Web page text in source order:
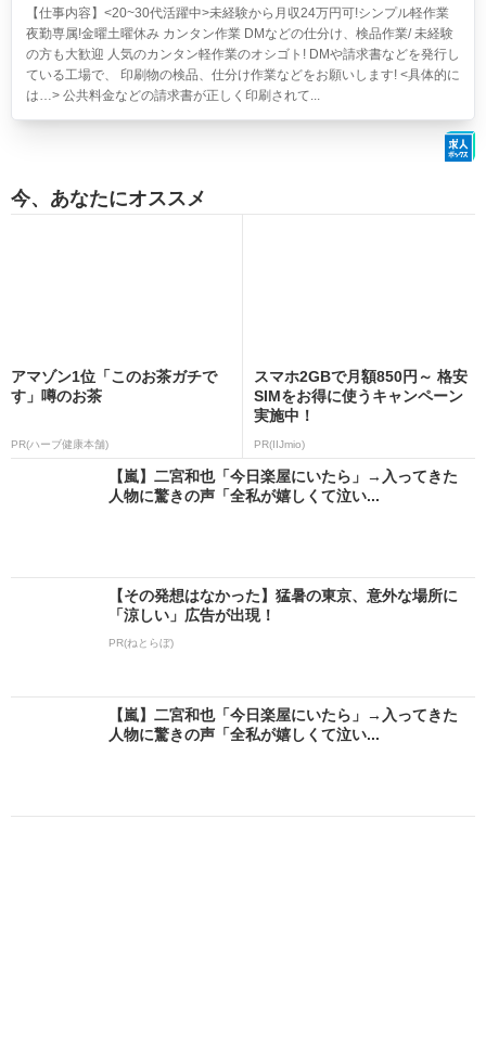
【仕事内容】<20~30代活躍中>未経験から月収24万円可!シンプル軽作業
夜勤専属!金曜土曜休みカンタン作業 DMなどの仕分け、検品作業/ 未経験
の方も大歓迎 人気のカンタン軽作業のオシゴト! DMや請求書などを発行し
ている工場で、 印刷物の検品、仕分け作業などをお願いします! <具体的に
は…> 公共料金などの請求書が正しく印刷されて...
今、あなたにオススメ
アマゾン1位「このお茶ガチで
す」噂のお茶
PR(ハーブ健康本舗)
スマホ2GBで月額850円～ 格安
SIMをお得に使うキャンペーン
実施中！
PR(IIJmio)
【嵐】二宮和也「今日楽屋にいたら」→入ってきた
人物に驚きの声「全私が嬉しくて泣い...
【その発想はなかった】猛暑の東京、意外な場所に
「涼しい」広告が出現！
PR(ねとらぼ)
【嵐】二宮和也「今日楽屋にいたら」→入ってきた
人物に驚きの声「全私が嬉しくて泣い...